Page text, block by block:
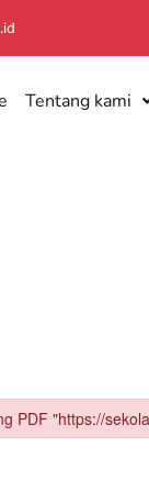
Tentang kami